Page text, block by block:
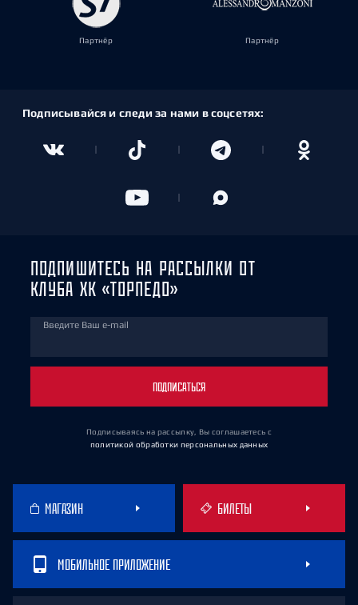
Партнёр Партнёр
Подписывайся и следи за нами в соцсетях:
ПОДПИШИТЕСЬ НА РАССЫЛКИ ОТ
КЛУБА ХК «ТОРПЕДО»
Введите Ваш e-mail
ПОДПИСАТЬСЯ
Подписываясь на рассылку, Вы соглашаетесь с
политикой обработки персональных данных
МАГАЗИН БИЛЕТЫ
МОБИЛЬНОЕ ПРИЛОЖЕНИЕ